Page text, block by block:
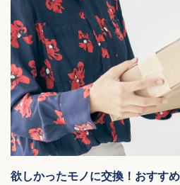
欲しかったモノに交換！おすす